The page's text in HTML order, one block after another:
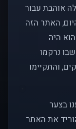
אוהבת עבור
האתר הזה
היה
נרקמו
והתקיימו
בצער
את האתר